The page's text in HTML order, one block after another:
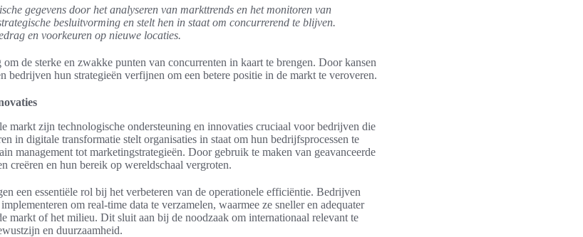
gegevens door het analyseren van markttrends en het monitoren van
besluitvorming en stelt hen in staat om concurrerend te blijven.
en voorkeuren op nieuwe locaties.
de sterke en zwakke punten van concurrenten in kaart te brengen. Door kansen
bedrijven hun strategieën verfijnen om een betere positie in de markt te veroveren.
markt zijn technologische ondersteuning en innovaties cruciaal voor bedrijven die
in digitale transformatie stelt organisaties in staat om hun bedrijfsprocessen te
management tot marketingstrategieën. Door gebruik te maken van geavanceerde
creëren en hun bereik op wereldschaal vergroten.
een essentiële rol bij het verbeteren van de operationele efficiëntie. Bedrijven
om real-time data te verzamelen, waarmee ze sneller en adequater
markt of het milieu. Dit sluit aan bij de noodzaak om internationaal relevant te
en duurzaamheid.